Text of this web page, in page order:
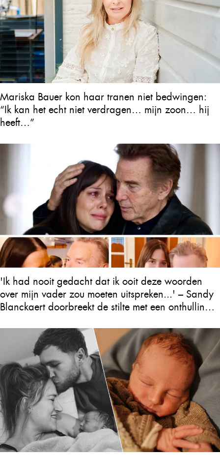
Mariska Bauer kon haar tranen niet bedwingen:
“Ik kan het echt niet verdragen… mijn zoon… hij
heeft…”
'Ik had nooit gedacht dat ik ooit deze woorden
over mijn vader zou moeten uitspreken...' – Sandy
Blanckaert doorbreekt de stilte met een onthulling
achterlaat